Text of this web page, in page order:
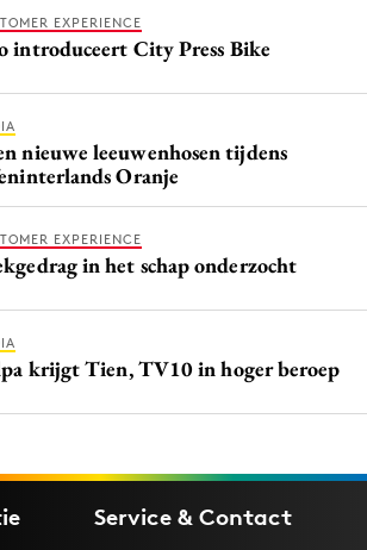
EXPERIENCE
introduceert City Press Bike
nieuwe leeuwenhosen tijdens
Oranje
EXPERIENCE
in het schap onderzocht
krijgt Tien, TV10 in hoger beroep
Service & Contact